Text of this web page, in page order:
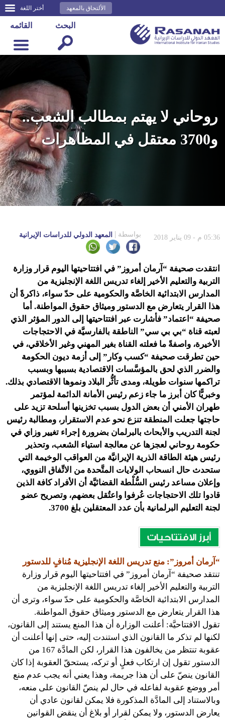
أختر اللغة الألتحاق بالمعهد
القائمه البحث
روحاني لا يهتم بمطالب الشعب..
و3700 معتقل في المظاهرات
05:36 م - 09 يناير 2018 بواسطة المعهد الدولي للدراسات الإيرانية
انتقدت صحيفة “آرمان أمروز” في افتتاحيتها اليوم قرار وزارة
التربية والتعليم الأخير إلغاء تدريس اللغة الإنجليزية من
المدارس الابتدائية الخاصَّة والحكومية على حدّ سواء، ذاكرةً أن
هذا القرار يتعارض مع الدستور وميثاق حقوق المواطنة. أما
صحيفة “اعتماد” فأشارت عبر افتتاحيتها إلى الدور المؤثر الذي
لعبته قناة “بي بي سي” الناطقة بالفارسيَّة في الاحتجاجات
الأخيرة، واصفةً ما فعلته القناة بغير المهني وغير الأخلاقي، في
حين تطرقت صحيفة “كسب وكار” إلى أزمة ديون الحكومة
والضرر الذي لحق بالمؤسَّسات الاقتصادية بسببها وبسبب
تراكمها سنوات طويلة، ومدى تأثُّر البلاد ونموها الاقتصادي بذلك.
وخبريًّا كان أبرز ما جاء زعم رئيس الأمانة الدائمة لمؤتمر
طهران الأمني أن بعض الدول بسبب تخزينها أسلحة تزيد على
حاجتها جعلت المنطقة تنزع نحو عدم الاستقرار، ومطالبة رئيس
لجنة التدريب والأبحاث بالبرلمان بضرورة إجراء تغيير وزاي في
حكومة روحاني لعجزها عن معالجة استياء الشعب، وتحذير
رئيس هيئة الطاقة الذرية الإيرانيَّة من العواقب الوخيمة التي
ستحدث حال انسحاب الولايات المتَّحدة من الاتِّفاق النووي،
وإعلان مساعد رئيس السُّلْطة القضائيَّة أن الأفراد كافة الذين
قادوا تلك الاحتجاجات عُرفوا واعتُقل بعضهم، وتصريح عضو
لجنة التعليم البرلمانية بأن عدد المعتقلين بلغ 3700.
“آرمان أمروز”: منع تدريس اللغة الإنجليزية مُنافٍ للدستور
تنتقد صحيفة “آرمان أمروز” في افتتاحيتها اليوم قرار وزارة
التربية والتعليم الأخير إلغاء تدريس اللغة الإنجليزية من
المدارس الابتدائية الخاصَّة والحكومية على حدّ سواء، وترى أن
هذا القرار يتعارض مع الدستور وميثاق حقوق المواطنة.
تقول الافتتاحيَّة: أعلنت الوزارة أن هذا المنع يستند إلى القانون،
لكنها لم تذكر ما القانون الذي استندت إليه، حتى إنها أعلنت أن
عقوبة تنتظر من يخالفون هذا القرار، لكن المادَّة 167 من
الدستور تقول إن ارتكاب فعلٍ أو تركه، يستحقّ العقوبة إذا كان
القانون ينصّ على أن هذا جريمة، وهذا يعني أنه يجب عدم منع
أمر ووضع عقوبة لفاعله في حال لم ينصّ القانون على منعه،
وبالاستناد إلى المادَّة المذكورة فلا يمكن لقانون عادي أن
يعارض الدستور، ولا يمكن لقرار أو بلاغ أن ينقض القوانين